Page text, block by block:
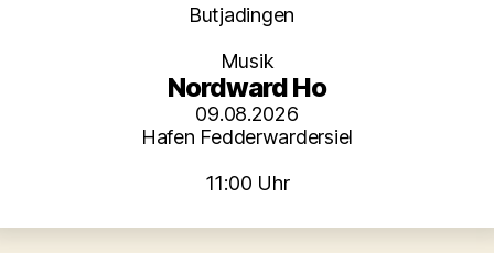
Kategorien
Butjadingen
Musik
Nordward Ho
09.08.2026
Hafen Fedderwardersiel
11:00 Uhr